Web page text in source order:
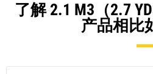
了解 2.1 M3（2.7
产品相比